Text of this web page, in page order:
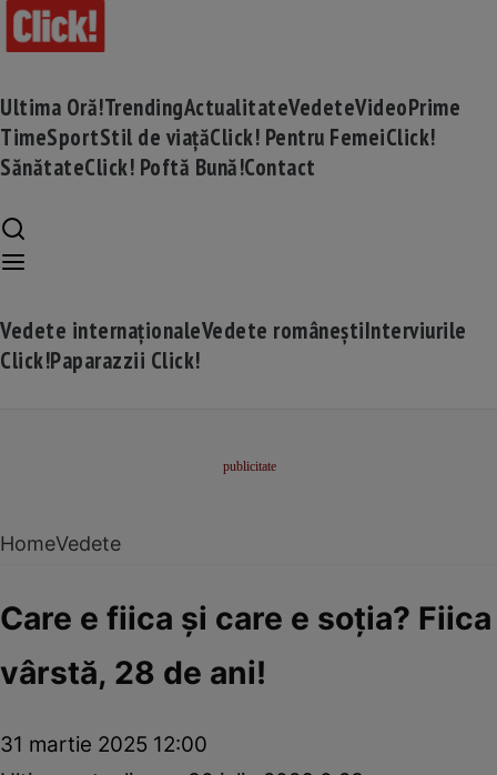
Ultima Oră!TrendingActualitateVedeteVideoPrime
TimeSportStil de viațăClick! Pentru FemeiClick!
SănătateClick! Poftă Bună!Contact
Vedete internaționaleVedete româneștiInterviurile
Click!Paparazzii Click!
HomeVedete
Care e fiica și care e soția?
vârstă, 28 de ani!
31 martie 2025 12:00